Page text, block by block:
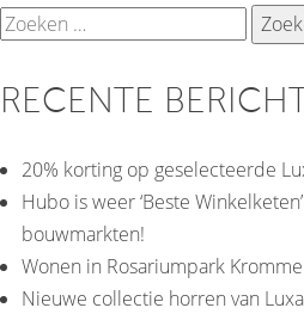
Zoeken
RECENTE
20% korting op geselecteerde
Hubo is weer ‘Beste
bouwmarkten!
Wonen in Rosariumpark
Nieuwe collectie horren van